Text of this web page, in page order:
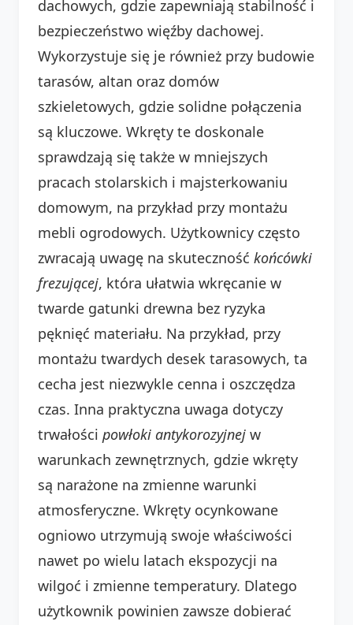
dachowych, gdzie zapewniają stabilność i
bezpieczeństwo więźby dachowej.
Wykorzystuje się je również przy budowie
tarasów, altan oraz domów
szkieletowych, gdzie solidne połączenia
są kluczowe. Wkręty te doskonale
sprawdzają się także w mniejszych
pracach stolarskich i majsterkowaniu
domowym, na przykład przy montażu
mebli ogrodowych. Użytkownicy często
zwracają uwagę na skuteczność końcówki
frezującej, która ułatwia wkręcanie w
twarde gatunki drewna bez ryzyka
pęknięć materiału. Na przykład, przy
montażu twardych desek tarasowych, ta
cecha jest niezwykle cenna i oszczędza
czas. Inna praktyczna uwaga dotyczy
trwałości powłoki antykorozyjnej w
warunkach zewnętrznych, gdzie wkręty
są narażone na zmienne warunki
atmosferyczne. Wkręty ocynkowane
ogniowo utrzymują swoje właściwości
nawet po wielu latach ekspozycji na
wilgoć i zmienne temperatury. Dlatego
użytkownik powinien zawsze dobierać